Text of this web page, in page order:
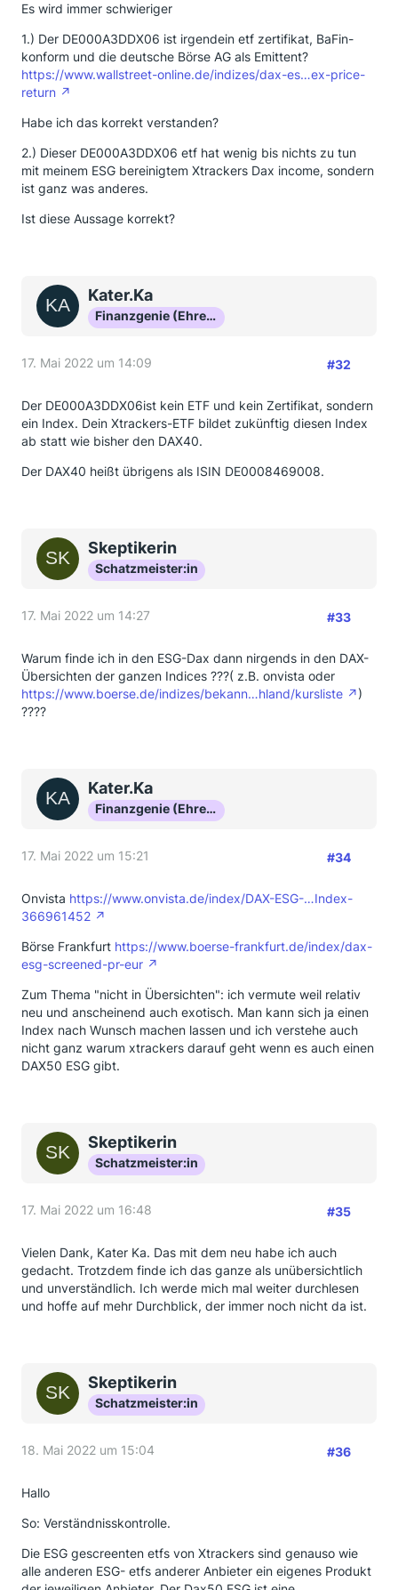
Es wird immer schwieriger
1.) Der DE000A3DDX06 ist irgendein etf zertifikat, BaFin-
konform und die deutsche Börse AG als Emittent?
https://www.wallstreet-online.de/indizes/dax-es…ex-price-
return
Habe ich das korrekt verstanden?
2.) Dieser DE000A3DDX06 etf hat wenig bis nichts zu tun
mit meinem ESG bereinigtem Xtrackers Dax income, sondern
ist ganz was anderes.
Ist diese Aussage korrekt?
Kater.Ka
Finanzgenie (Ehrenmitglied)
17. Mai 2022 um 14:09 #32
Der DE000A3DDX06ist kein ETF und kein Zertifikat, sondern
ein Index. Dein Xtrackers-ETF bildet zukünftig diesen Index
ab statt wie bisher den DAX40.
Der DAX40 heißt übrigens als ISIN DE0008469008.
Skeptikerin
Schatzmeister:in
17. Mai 2022 um 14:27 #33
Warum finde ich in den ESG-Dax dann nirgends in den DAX-
Übersichten der ganzen Indices ???( z.B. onvista oder
https://www.boerse.de/indizes/bekann…hland/kursliste
)
????
Kater.Ka
Finanzgenie (Ehrenmitglied)
17. Mai 2022 um 15:21 #34
Onvista https://www.onvista.de/index/DAX-ESG-…Index-
366961452
Börse Frankfurt https://www.boerse-frankfurt.de/index/dax-
esg-screened-pr-eur
Zum Thema "nicht in Übersichten": ich vermute weil relativ
neu und anscheinend auch exotisch. Man kann sich ja einen
Index nach Wunsch machen lassen und ich verstehe auch
nicht ganz warum xtrackers darauf geht wenn es auch einen
DAX50 ESG gibt.
Skeptikerin
Schatzmeister:in
17. Mai 2022 um 16:48 #35
Vielen Dank, Kater Ka. Das mit dem neu habe ich auch
gedacht. Trotzdem finde ich das ganze als unübersichtlich
und unverständlich. Ich werde mich mal weiter durchlesen
und hoffe auf mehr Durchblick, der immer noch nicht da ist.
Skeptikerin
Schatzmeister:in
18. Mai 2022 um 15:04 #36
Hallo
So: Verständnisskontrolle.
Die ESG gescreenten etfs von Xtrackers sind genauso wie
alle anderen ESG- etfs anderer Anbieter ein eigenes Produkt